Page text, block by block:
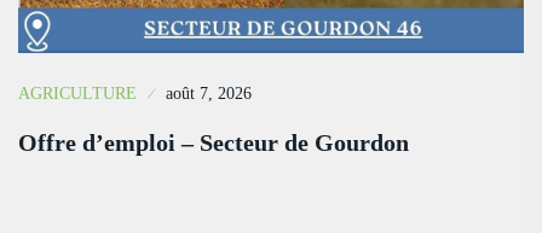
AGRICULTURE août 7, 2026
Offre d’emploi – Secteur de Gourdon